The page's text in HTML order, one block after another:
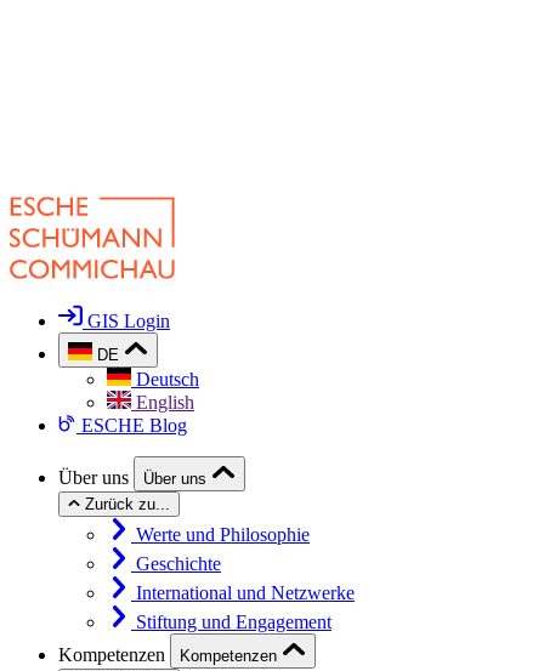
GIS Login
DE
Deutsch
English
ESCHE Blog
Über uns
Über uns
Zurück zu...
Werte und Philosophie
Geschichte
International und Netzwerke
Stiftung und Engagement
Kompetenzen
Kompetenzen